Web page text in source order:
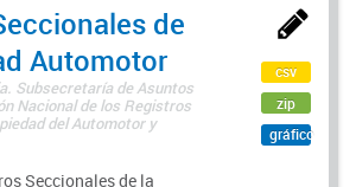
de
Automotor
Subsecretaría de Asuntos
Nacional de los Registros
del Automotor y
Seccionales de la
csv
zip
gráfico